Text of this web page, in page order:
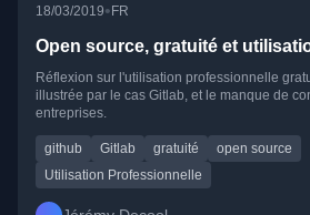
18/03/2019• FR
Open source, gratuité et
Réflexion sur l'utilisation professionnelle
illustrée par le cas Gitlab, et le manque de
entreprises.
github Gitlab gratuité
open source
Utilisation Professionnelle